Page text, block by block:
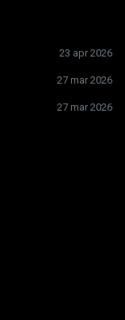
23 apr 2026
27 mar 2026
27 mar 2026